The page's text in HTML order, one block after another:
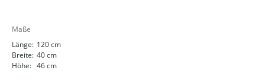
Maße
Länge: 120 cm
Breite: 40 cm
Höhe: 46 cm